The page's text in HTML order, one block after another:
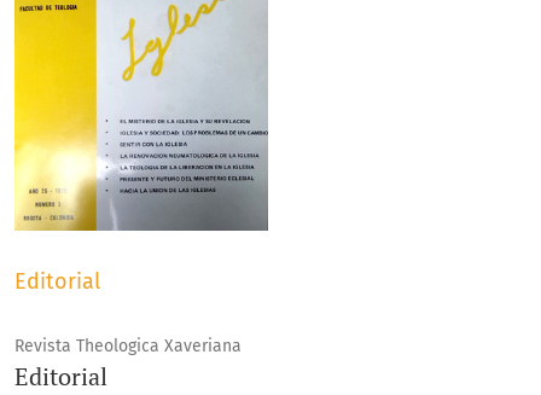
Editorial
Revista Theologica Xaveriana
Editorial